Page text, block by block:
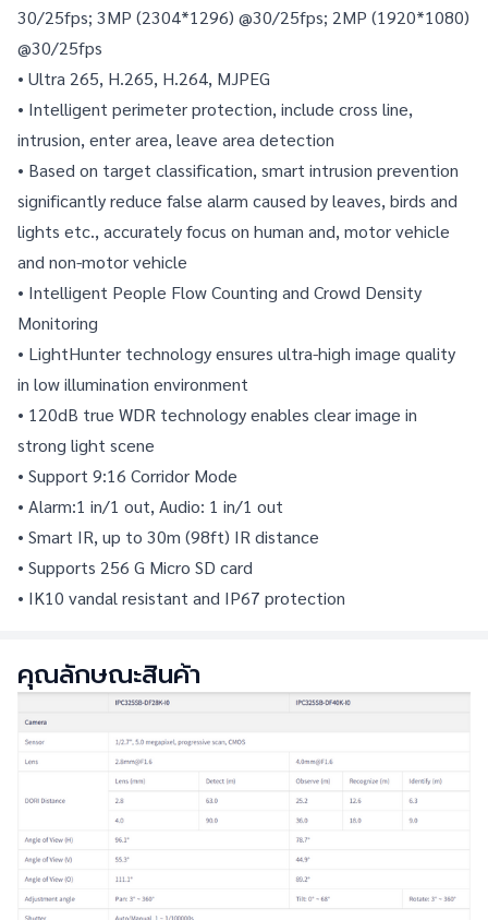
30/25fps; 3MP (2304*1296) @30/25fps; 2MP (1920*1080)
@30/25fps
• Ultra 265, H.265, H.264, MJPEG
• Intelligent perimeter protection, include cross line,
intrusion, enter area, leave area detection
• Based on target classification, smart intrusion prevention
significantly reduce false alarm caused by leaves, birds and
lights etc., accurately focus on human and, motor vehicle
and non-motor vehicle
• Intelligent People Flow Counting and Crowd Density
Monitoring
• LightHunter technology ensures ultra-high image quality
in low illumination environment
• 120dB true WDR technology enables clear image in
strong light scene
• Support 9:16 Corridor Mode
• Alarm:1 in/1 out, Audio: 1 in/1 out
• Smart IR, up to 30m (98ft) IR distance
• Supports 256 G Micro SD card
• IK10 vandal resistant and IP67 protection
คุณลักษณะสินค้า